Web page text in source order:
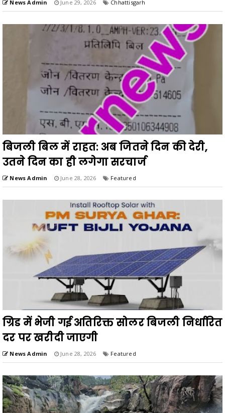
News Admin June 29, 2026 Chhattisgarh
बिजली बिल में राहत: अब जितने दिन की देरी,
उतने दिन का ही लगेगा सरचार्ज
News Admin June 28, 2026 Featured
ग्रिड में भेजी गई अतिरिक्त सोलर बिजली निर्धारित
दर पर खरीदी जाएगी
News Admin June 28, 2026 Featured